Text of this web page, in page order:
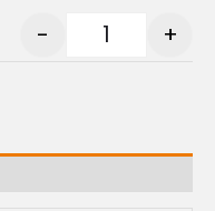
- +